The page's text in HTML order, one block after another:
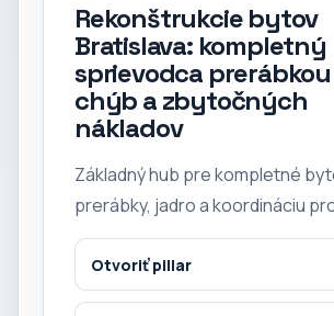
Rekonštrukcie bytov
Bratislava: kompletný
sprievodca
chýb a zbytočných
nákladov
Základný hub pre kompletné
prerábky, jadro a koordináciu
Otvoriť pillar